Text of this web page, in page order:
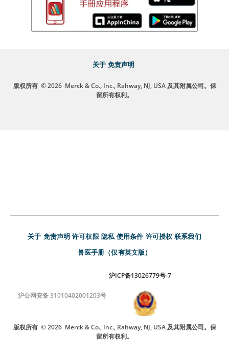
关于 免责声明
版权所有 © 2026 Merck & Co., Inc., Rahway, NJ, USA 及其附属公司。保
留所有权利。
关于 免责声明 许可权限 隐私 使用条件 许可授权 联系我们
兽医手册（仅有英文版）
沪ICP备13026779号-7
沪公网安备 31010402001203号
版权所有 © 2026 Merck & Co., Inc., Rahway, NJ, USA 及其附属公司。保
留所有权利。